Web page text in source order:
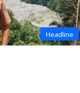
Headline